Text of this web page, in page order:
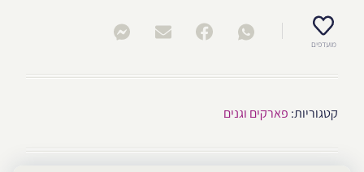
מועדפים
קטגוריות: פארקים וגנים